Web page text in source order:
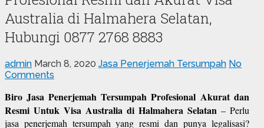
Australia di Halmahera Selatan,
Hubungi 0877 2768 8883
admin March 8, 2020 Jasa Penerjemah Tersumpah No
Comments
Biro Jasa Penerjemah Tersumpah Profesional Akurat dan
Resmi Untuk Visa Australia di Halmahera Selatan – Perlu
jasa penerjemah tersumpah yang resmi dan punya legalisasi?